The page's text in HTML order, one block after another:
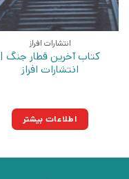
انتشارات افراز
کتاب آخرین قطار جنگ |
انتشارات افراز
اطلاعات بیشتر